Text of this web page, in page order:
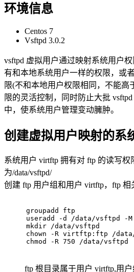
环境信息
Centos 7
Vsftpd 3.0.2
vsftpd 虚拟用户通过映射系统用户
有和本地系统用户一样的权限，或
限(不和本地用户权限相同，不能高
限的灵活控制，同时防止大批
中，使系统用户管理变动臃肿。
创建虚拟用户映射的系
系统用户 virtftp 拥有对 ftp 的读写权
为/data/vsftpd/
创建 ftp 用户组和用户 virtftp，ftp 相
groupadd ftp
useradd -d /data/vsftpd
mkdir /data/vsftpd
chown -R virtftp:ftp /
chmod -R 750 /data/vsftpd
ftp 根目录属于用户 virtftp,用